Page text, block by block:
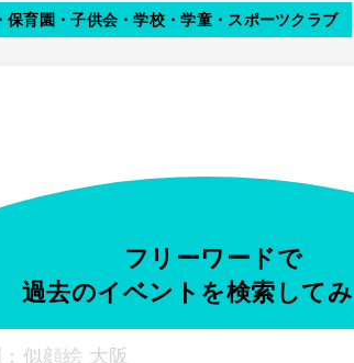
保育園・子供会・学校・学童・スポーツクラブ
フリーワードで
過去のイベントを検索して